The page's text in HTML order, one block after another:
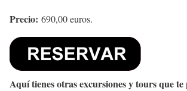
Precio: 690,00 euros.
Aquí tienes otras excursiones y tours que